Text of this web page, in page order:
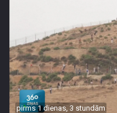
pirms 1 dienas, 3 stundām